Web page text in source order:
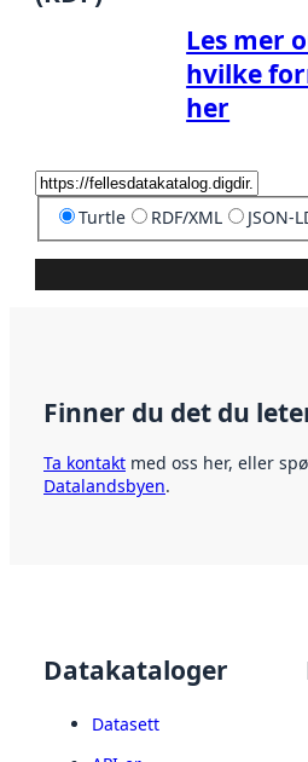
Les mer
hvilke
her
Turtle RDF/XML JSON-
Finner du det du
Ta kontakt med oss her, eller
Datalandsbyen.
Datakataloger
Datasett